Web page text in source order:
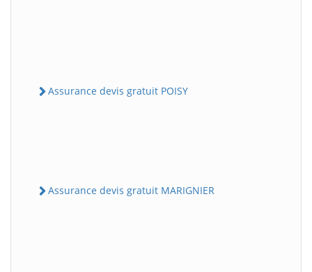
Assurance devis gratuit POISY
Assurance devis gratuit MARIGNIER